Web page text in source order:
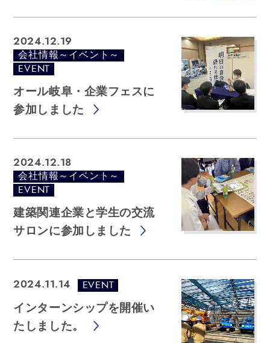
2024.12.19
会社情報～イベント～
EVENT
オール岐阜・企業フェスに
参加しました
2024.12.18
会社情報～イベント～
EVENT
建築関連企業と学生の交流
サロンに参加しました
2024.11.14 EVENT
インターンシップを開催い
たしました。